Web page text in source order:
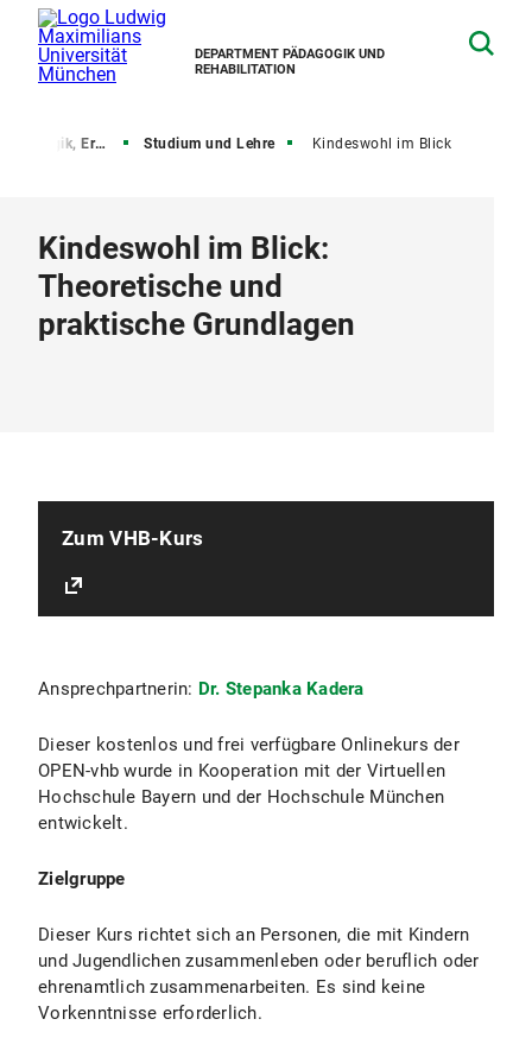
DEPARTMENT PÄDAGOGIK UND
REHABILITATION
und Sozialisationsforschung Studium und Lehre Kindeswohl im Blick
Kindeswohl im Blick:
Theoretische und
praktische Grundlagen
Zum VHB-Kurs
Ansprechpartnerin: Dr. Stepanka Kadera
Dieser kostenlos und frei verfügbare Onlinekurs der
OPEN-vhb wurde in Kooperation mit der Virtuellen
Hochschule Bayern und der Hochschule München
entwickelt.
Zielgruppe
Dieser Kurs richtet sich an Personen, die mit Kindern
und Jugendlichen zusammenleben oder beruflich oder
ehrenamtlich zusammenarbeiten. Es sind keine
Vorkenntnisse erforderlich.